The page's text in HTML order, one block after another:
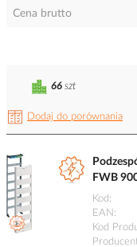
Cena brutto
Dodaj do porównania
66 szt
FWB
Kod
EAN
Kod